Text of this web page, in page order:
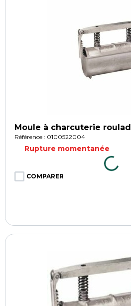
Moule à charcuterie
Référence : 0100522004
Rupture momentanée
COMPARER